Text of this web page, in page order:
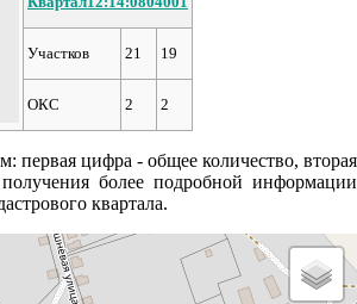
Участков 21 19
ОКС 2 2
первая цифра - общее количество, вторая
более подробной информации
квартала.